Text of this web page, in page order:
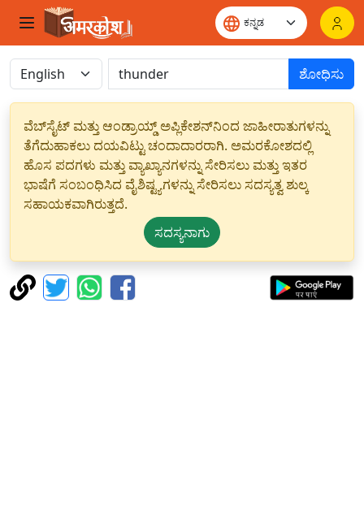
ಶೋಧಿಸು
ವೆಬ್‌ಸೈಟ್ ಮತ್ತು ಆಂಡ್ರಾಯ್ಡ್ ಅಪ್ಲಿಕೇಶನ್‌ನಿಂದ ಜಾಹೀರಾತುಗಳನ್ನು
ತೆಗೆದುಹಾಕಲು ದಯವಿಟ್ಟು ಚಂದಾದಾರರಾಗಿ. ಅಮರಕೋಶದಲ್ಲಿ
ಹೊಸ ಪದಗಳು ಮತ್ತು ವ್ಯಾಖ್ಯಾನಗಳನ್ನು ಸೇರಿಸಲು ಮತ್ತು ಇತರ
ಭಾಷೆಗೆ ಸಂಬಂಧಿಸಿದ ವೈಶಿಷ್ಟ್ಯಗಳನ್ನು ಸೇರಿಸಲು ಸದಸ್ಯತ್ವ ಶುಲ್ಕ
ಸಹಾಯಕವಾಗಿರುತ್ತದೆ.
ಸದಸ್ಯನಾಗು